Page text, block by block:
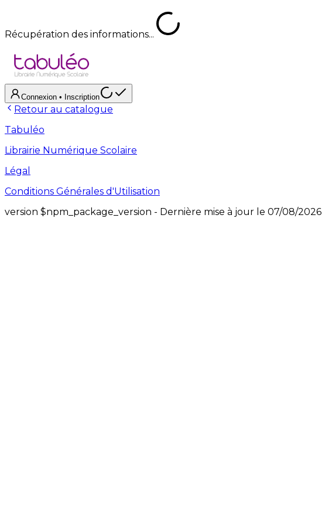
Récupération des informations...
Connexion • Inscription
Retour au catalogue
Tabuléo
Librairie Numérique Scolaire
Légal
Conditions Générales d'Utilisation
version $npm_package_version - Dernière mise à jour le 07/08/2026